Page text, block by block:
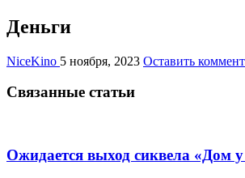
Деньги
NiceKino 5 ноября, 2023 Оставить
Связанные статьи
Ожидается выход сиквела «Дом